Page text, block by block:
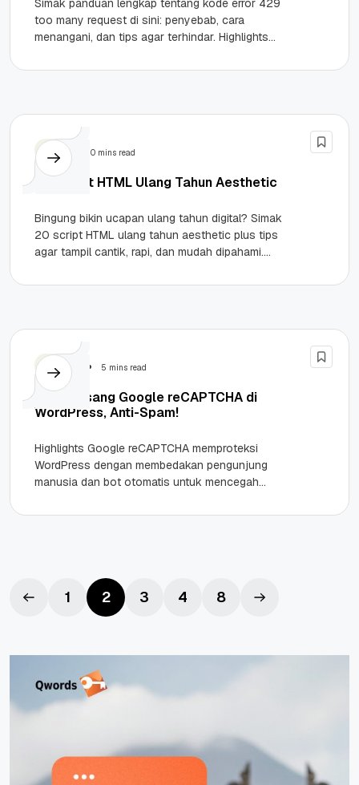
Simak panduan lengkap tentang kode error 429
too many request di sini: penyebab, cara
menangani, dan tips agar terhindar. Highlights
10 mins read
20 Script HTML Ulang Tahun Aesthetic
Bingung bikin ucapan ulang tahun digital? Simak
20 script HTML ulang tahun aesthetic plus tips
agar tampil cantik, rapi, dan mudah dipahami.
Tutorial 5 mins read
Cara Pasang Google reCAPTCHA di
WordPress, Anti-Spam!
Highlights Google reCAPTCHA memproteksi
WordPress dengan membedakan pengunjung
manusia dan bot otomatis untuk mencegah
Kamu bisa pilih reCAPTCHA v2...
1 2 3 4 8